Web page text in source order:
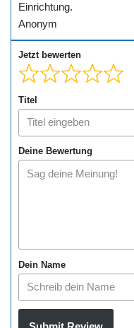
Einrichtung.
Anonym
Jetzt bewerten
Titel
Deine Bewertung
Dein Name